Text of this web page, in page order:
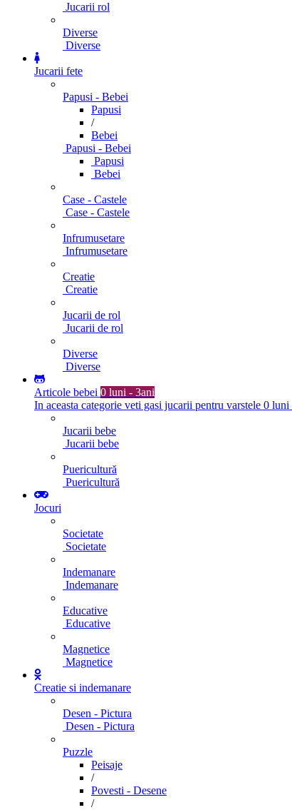
Jucarii rol
Diverse
Diverse
Jucarii fete
Papusi - Bebei
Papusi
/
Bebei
Papusi - Bebei
Papusi
Bebei
Case - Castele
Case - Castele
Infrumusetare
Infrumusetare
Creatie
Creatie
Jucarii de rol
Jucarii de rol
Diverse
Diverse
Articole bebei 0 luni - 3ani
In aceasta categorie veti gasi jucarii pentru varstele 0
Jucarii bebe
Jucarii bebe
Puericultură
Puericultură
Jocuri
Societate
Societate
Indemanare
Indemanare
Educative
Educative
Magnetice
Magnetice
Creatie si indemanare
Desen - Pictura
Desen - Pictura
Puzzle
Peisaje
/
Povesti - Desene
/